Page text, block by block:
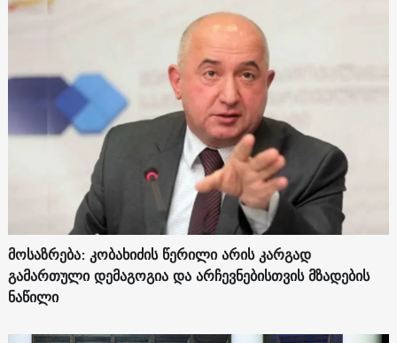
მოსაზრება: კობახიძის წერილი არის კარგად
გამართული დემაგოგია და არჩევნებისთვის მზადების
ნაწილი